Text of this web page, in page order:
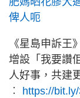
俾人呃
《星島申訴王
增設「我要讚
人好事，共建
︰ https://